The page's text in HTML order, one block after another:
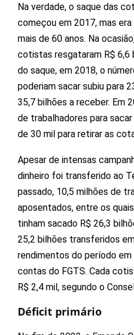
Na verdade, o saque das
começou em 2017, mas
mais de 60 anos. Na
cotistas resgataram R$ 6,6
do saque, em 2018, o
poderiam sacar subiu para
35,7 bilhões a receber. Em
de trabalhadores para
de 30 mil para retirar as
Apesar de intensas
dinheiro foi transferido ao
passado, 10,5 milhões de
aposentados, entre os
tinham sacado R$ 26,3
25,2 bilhões transferidos
rendimentos do período em
contas do FGTS. Cada
R$ 2,4 mil, segundo o
Déficit primário